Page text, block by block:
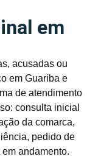
em
acusadas ou
em Guariba e
de atendimento
consulta inicial
da comarca,
pedido de
andamento.